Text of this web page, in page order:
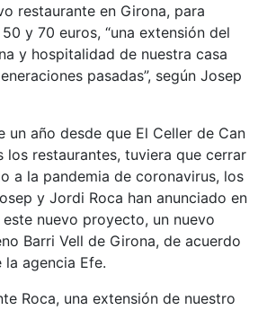
restaurante en Girona, para
y 70 euros, “una extensión del
y hospitalidad de nuestra casa
pasadas”, según Josep
un año desde que El Celler de Can
los restaurantes, tuviera que cerrar
a la pandemia de coronavirus, los
y Jordi Roca han anunciado en
nuevo proyecto, un nuevo
Barri Vell de Girona, de acuerdo
agencia Efe.
Roca, una extensión de nuestro